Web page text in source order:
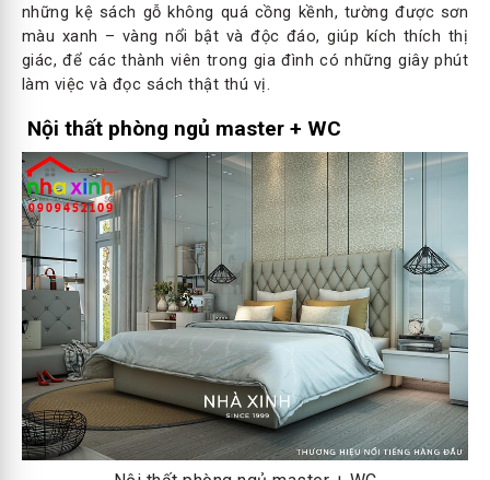
những kệ sách gỗ không quá cồng kềnh, tường được sơn
màu xanh – vàng nổi bật và độc đáo, giúp kích thích thị
giác, để các thành viên trong gia đình có những giây phút
làm việc và đọc sách thật thú vị.
Nội thất phòng ngủ master + WC